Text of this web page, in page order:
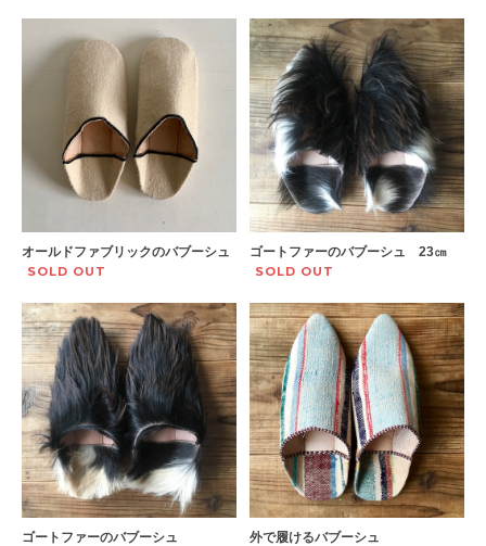
オールドファブリックのバブーシュ
SOLD OUT
ゴートファーのバブーシュ 23㎝
SOLD OUT
ゴートファーのバブーシュ 外で履けるバブーシュ